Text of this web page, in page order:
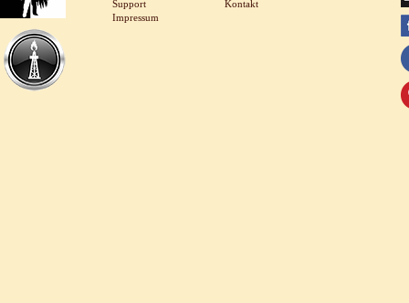
Support
Impressum
Kontakt